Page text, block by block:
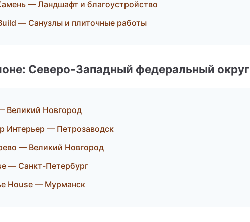
— Ландшафт и благоустройство
— Санузлы и плиточные работы
Северо-Западный федеральный округ
Великий Новгород
Интерьер — Петрозаводск
— Великий Новгород
— Санкт-Петербург
House — Мурманск